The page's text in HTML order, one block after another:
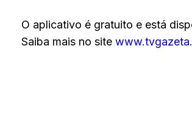
O aplicativo é gratuito e está
Saiba mais no site